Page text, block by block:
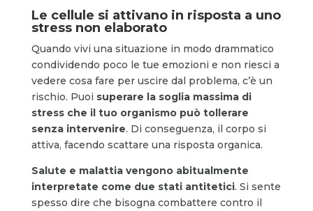
Le cellule si attivano in risposta a uno
stress non elaborato
Quando vivi una situazione in modo drammatico
condividendo poco le tue emozioni e non riesci a
vedere cosa fare per uscire dal problema, c’è un
rischio. Puoi superare la soglia massima di
stress che il tuo organismo può tollerare
senza intervenire. Di conseguenza, il corpo si
attiva, facendo scattare una risposta organica.
Salute e malattia vengono abitualmente
interpretate come due stati antitetici. Si sente
spesso dire che bisogna combattere contro il